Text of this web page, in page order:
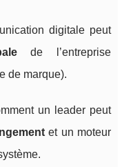
digitale peut
de l’entreprise
de marque).
un leader peut
et un moteur